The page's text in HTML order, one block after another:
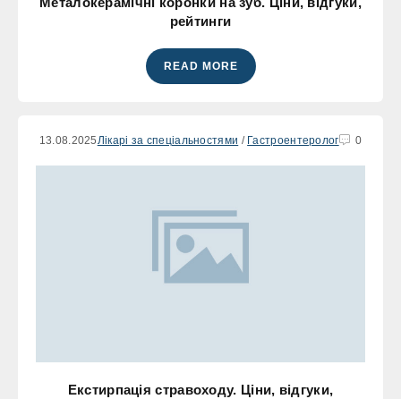
рейтинги
READ MORE
13.08.2025 Лікарі за спеціальностями / Гастроентеролог 0
Екстирпація стравоходу. Ціни, відгуки,